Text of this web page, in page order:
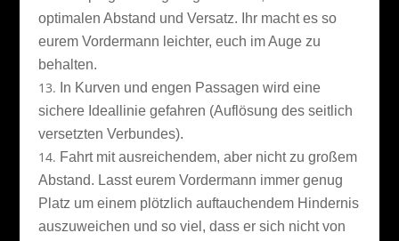
optimalen Abstand und Versatz. Ihr macht es so
eurem Vordermann leichter, euch im Auge zu
behalten.
In Kurven und engen Passagen wird eine
sichere Ideallinie gefahren (Auflösung des seitlich
versetzten Verbundes).
Fahrt mit ausreichendem, aber nicht zu großem
Abstand. Lasst eurem Vordermann immer genug
Platz um einem plötzlich auftauchendem Hindernis
auszuweichen und so viel, dass er sich nicht von